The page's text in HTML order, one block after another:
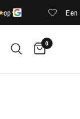
Een
0